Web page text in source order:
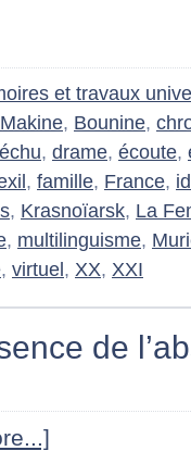
et travaux
, Bounine,
, drame, écoute,
, famille, France,
, Krasnoïarsk, La
, multilinguisme,
, virtuel , XX, XXI
de